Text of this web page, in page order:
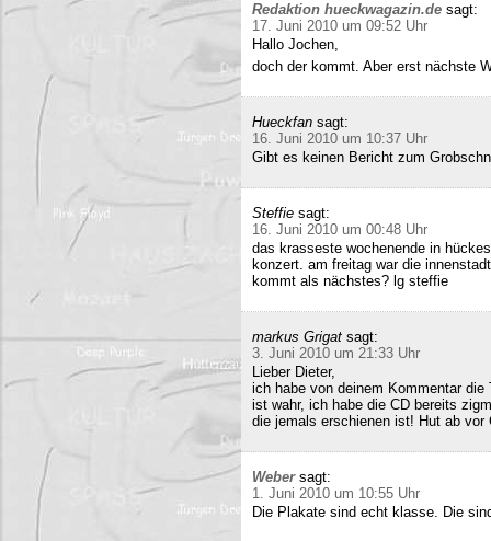
Redaktion hueckwagazin.de sagt:
17. Juni 2010 um 09:52 Uhr
Hallo Jochen,
doch der kommt. Aber erst nächste
Hueckfan sagt:
16. Juni 2010 um 10:37 Uhr
Gibt es keinen Bericht zum
Steffie sagt:
16. Juni 2010 um 00:48 Uhr
das krasseste wochenende in
konzert. am freitag war die
kommt als nächstes? lg steffie
markus Grigat sagt:
3. Juni 2010 um 21:33 Uhr
Lieber Dieter,
ich habe von deinem Kommentar
ist wahr, ich habe die CD bereits
die jemals erschienen ist! Hut ab vor
Weber sagt:
1. Juni 2010 um 10:55 Uhr
Die Plakate sind echt klasse. Die